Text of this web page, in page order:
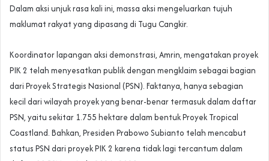
Dalam aksi unjuk rasa kali ini, massa aksi mengeluarkan tujuh
maklumat rakyat yang dipasang di Tugu Cangkir.
Koordinator lapangan aksi demonstrasi, Amrin, mengatakan proyek
PIK 2 telah menyesatkan publik dengan mengklaim sebagai bagian
dari Proyek Strategis Nasional (PSN). Faktanya, hanya sebagian
kecil dari wilayah proyek yang benar-benar termasuk dalam daftar
PSN, yaitu sekitar 1.755 hektare dalam bentuk Proyek Tropical
Coastland. Bahkan, Presiden Prabowo Subianto telah mencabut
status PSN dari proyek PIK 2 karena tidak lagi tercantum dalam